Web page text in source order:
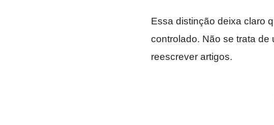
Essa distinção deixa claro
controlado. Não se trata
reescrever artigos.